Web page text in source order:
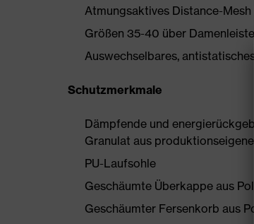
Atmungsaktives Distance-
Größen 35-40 über
Auswechselbares,
Schutzmerkmale
Dämpfende und
Granulat aus
PU-Laufsohle
Geschäumte Überkappe aus
Geschäumter Fersenkorb aus